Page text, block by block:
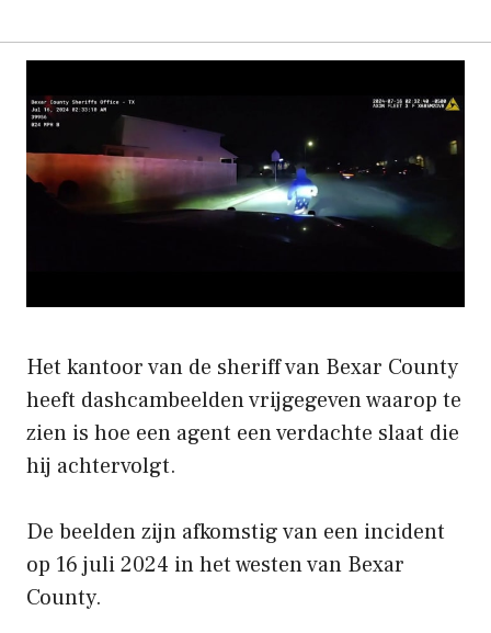
Het kantoor van de sheriff van Bexar County
heeft dashcambeelden vrijgegeven waarop te
zien is hoe een agent een verdachte slaat die
hij achtervolgt.
De beelden zijn afkomstig van een incident
op 16 juli 2024 in het westen van Bexar
County.